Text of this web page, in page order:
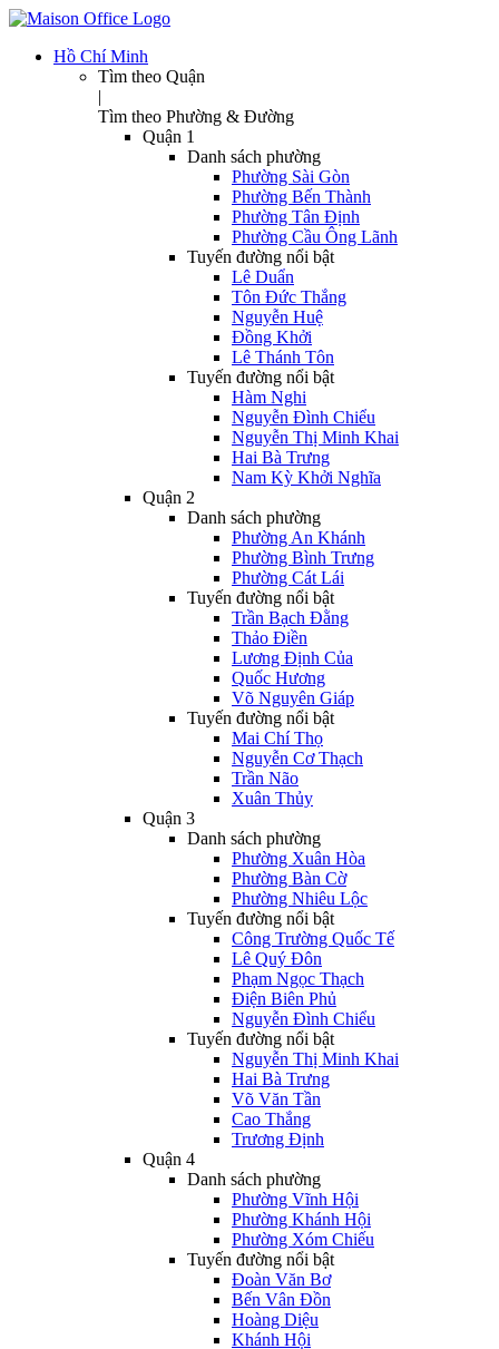
Hồ Chí Minh
Tìm theo Quận
|
Tìm theo Phường & Đường
Quận 1
Danh sách phường
Phường Sài Gòn
Phường Bến Thành
Phường Tân Định
Phường Cầu Ông Lãnh
Tuyến đường nổi bật
Lê Duẩn
Tôn Đức Thắng
Nguyễn Huệ
Đồng Khởi
Lê Thánh Tôn
Tuyến đường nổi bật
Hàm Nghi
Nguyễn Đình Chiểu
Nguyễn Thị Minh Khai
Hai Bà Trưng
Nam Kỳ Khởi Nghĩa
Quận 2
Danh sách phường
Phường An Khánh
Phường Bình Trưng
Phường Cát Lái
Tuyến đường nổi bật
Trần Bạch Đằng
Thảo Điền
Lương Định Của
Quốc Hương
Võ Nguyên Giáp
Tuyến đường nổi bật
Mai Chí Thọ
Nguyễn Cơ Thạch
Trần Não
Xuân Thủy
Quận 3
Danh sách phường
Phường Xuân Hòa
Phường Bàn Cờ
Phường Nhiêu Lộc
Tuyến đường nổi bật
Công Trường Quốc Tế
Lê Quý Đôn
Phạm Ngọc Thạch
Điện Biên Phủ
Nguyễn Đình Chiểu
Tuyến đường nổi bật
Nguyễn Thị Minh Khai
Hai Bà Trưng
Võ Văn Tần
Cao Thắng
Trương Định
Quận 4
Danh sách phường
Phường Vĩnh Hội
Phường Khánh Hội
Phường Xóm Chiếu
Tuyến đường nổi bật
Đoàn Văn Bơ
Bến Vân Đồn
Hoàng Diệu
Khánh Hội